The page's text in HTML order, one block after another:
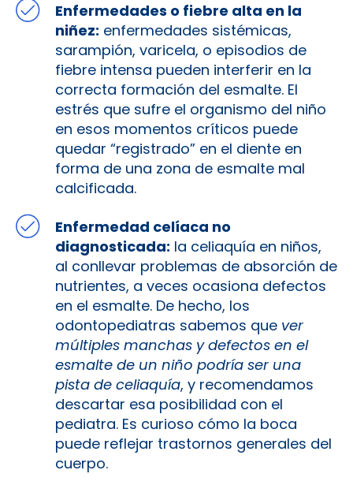
Enfermedades o fiebre alta en la
niñez: enfermedades sistémicas,
sarampión, varicela, o episodios de
fiebre intensa pueden interferir en la
correcta formación del esmalte. El
estrés que sufre el organismo del niño
en esos momentos críticos puede
quedar “registrado” en el diente en
forma de una zona de esmalte mal
calcificada.
Enfermedad celíaca no
diagnosticada: la celiaquía en niños,
al conllevar problemas de absorción de
nutrientes, a veces ocasiona defectos
en el esmalte. De hecho, los
odontopediatras sabemos que ver
múltiples manchas y defectos en el
esmalte de un niño podría ser una
pista de celiaquía, y recomendamos
descartar esa posibilidad con el
pediatra​. Es curioso cómo la boca
puede reflejar trastornos generales del
cuerpo.